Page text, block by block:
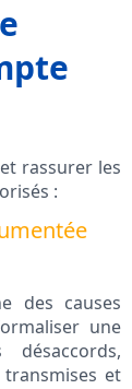
rassurer les
:
des causes
une
et